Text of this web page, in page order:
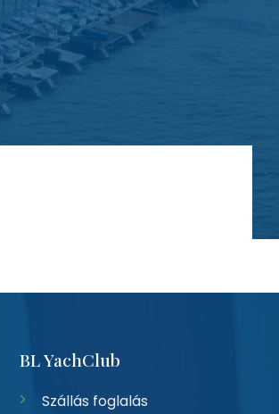
BL YachClub
Szállás foglalás